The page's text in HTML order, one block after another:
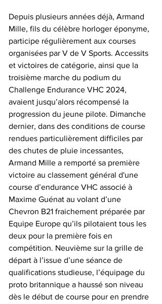
Depuis plusieurs années déjà, Armand
Mille, fils du célèbre horloger éponyme,
participe régulièrement aux courses
organisées par V de V Sports. Accessits
et victoires de catégorie, ainsi que la
troisième marche du podium du
Challenge Endurance VHC 2024,
avaient jusqu’alors récompensé la
progression du jeune pilote. Dimanche
dernier, dans des conditions de course
rendues particulièrement difficiles par
des chutes de pluie incessantes,
Armand Mille a remporté sa première
victoire au classement général d'une
course d’endurance VHC associé à
Maxime Guénat au volant d’une
Chevron B21 fraichement préparée par
Equipe Europe qu’ils pilotaient tous les
deux pour la première fois en
compétition. Neuvième sur la grille de
départ à l’issue d’une séance de
qualifications studieuse, l’équipage du
proto britannique a haussé son niveau
dès le début de course pour en prendre